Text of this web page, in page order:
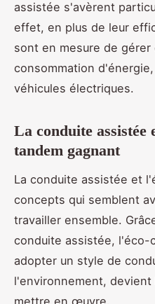
assistée s'avèrent
effet, en plus de leur
sont en mesure de
consommation
véhicules électriques.
La conduite assistée
tandem gagnant
La conduite assistée et
concepts qui semblent
travailler ensemble.
conduite assistée, l'éco-
adopter un style de
l'environnement, devient